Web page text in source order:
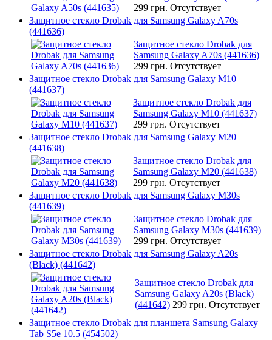
299 грн. Отсутствует
Защитное стекло Drobak для Samsung Galaxy A70s
(441636)
Защитное стекло Drobak для
Samsung Galaxy A70s (441636)
299 грн. Отсутствует
Защитное стекло Drobak для Samsung Galaxy M10
(441637)
Защитное стекло Drobak для
Samsung Galaxy M10 (441637)
299 грн. Отсутствует
Защитное стекло Drobak для Samsung Galaxy M20
(441638)
Защитное стекло Drobak для
Samsung Galaxy M20 (441638)
299 грн. Отсутствует
Защитное стекло Drobak для Samsung Galaxy M30s
(441639)
Защитное стекло Drobak для
Samsung Galaxy M30s (441639)
299 грн. Отсутствует
Защитное стекло Drobak для Samsung Galaxy A20s
(Black) (441642)
Защитное стекло Drobak для
Samsung Galaxy A20s (Black)
(441642) 299 грн. Отсутствует
Защитное стекло Drobak для планшета Samsung Galaxy
Tab S5e 10.5 (454502)